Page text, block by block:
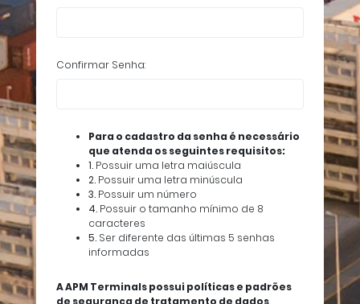
Confirmar Senha:
Para o cadastro da senha é necessário
que atenda os seguintes requisitos:
1.Possuir uma letra maiúscula
2.Possuir uma letra minúscula
3.Possuir um número
4.Possuir o tamanho mínimo de 8
caracteres
5.Ser diferente das últimas 5 senhas
informadas
A APM Terminals possui políticas e padrões